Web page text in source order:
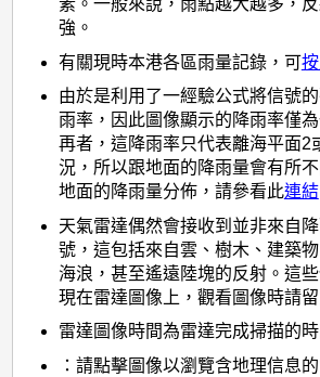
素。一般來說，雨點越大越多，
強。
有關現時本港各區雨量記錄，可
由於是利用了一經驗公式將信號
雨率，因此圖像顯示的降雨率僅
再者，這降雨率只代表離海平面2
況，所以跟地面的降雨量會有所
地面的降雨量分佈，請參看此連結
天氣雷達偶然會接收到並非來自
號，這包括來自雲、樹木、建築
海浪，甚至遙遠陸塊的反射。這
現在雷達圖像上，觀看圖像時請留
雷達圖像時間為雷達完成掃描的時
：請點擊圖像以瀏覽含地理信息